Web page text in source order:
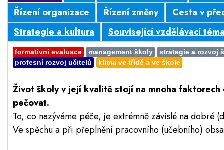
Řízení organizace
Řízení změny
Cesta v
Strategie a kultura
Související vzdělávací
formativní evaluace management školy
strategie a rozvoj
profesní rozvoj učitelů
klima ve třídě a ve škole
Život školy v její kvalitě stojí na mnoha faktorech
pečovat.
To, co nazýváme péče, je extrémně závislé na dobré
Ve spěchu a při přeplnění pracovního (učebního)